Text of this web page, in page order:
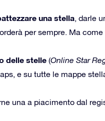
una stella, darle
per sempre. Ma come
delle stelle (Online Star
e su tutte le mappe
una a piacimento dal